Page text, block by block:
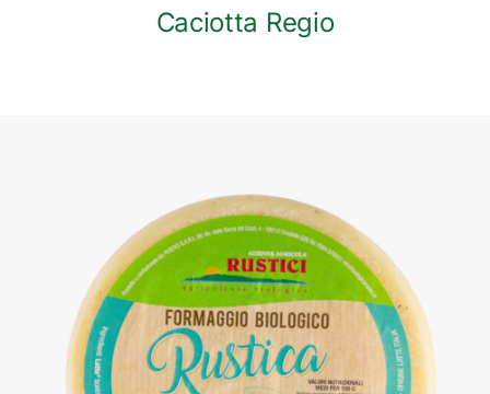
Caciotta Regio
DETTAGLI